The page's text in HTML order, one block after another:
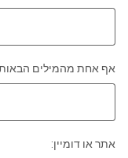
אף אחת מהמילים
אתר או דומיין: